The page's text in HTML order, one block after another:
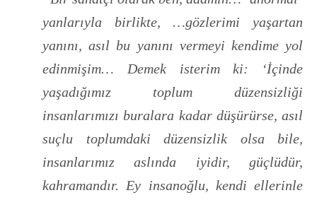
yanlarıyla birlikte, …gözlerimi yaşartan
yanını, asıl bu yanını vermeyi kendime yol
edinmişim… Demek isterim ki: ‘İçinde
yaşadığımız toplum düzensizliği
insanlarımızı buralara kadar düşürürse, asıl
suçlu toplumdaki düzensizlik olsa bile,
insanlarımız aslında iyidir, güçlüdür,
kahramandır. Ey insanoğlu, kendi ellerinle